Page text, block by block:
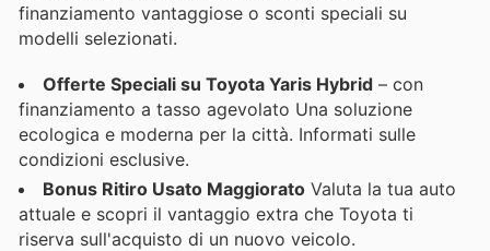
finanziamento vantaggiose o sconti speciali su
modelli selezionati.
Offerte Speciali su Toyota Yaris Hybrid – con
finanziamento a tasso agevolato Una soluzione
ecologica e moderna per la città. Informati sulle
condizioni esclusive.
Bonus Ritiro Usato Maggiorato Valuta la tua auto
attuale e scopri il vantaggio extra che Toyota ti
riserva sull'acquisto di un nuovo veicolo.